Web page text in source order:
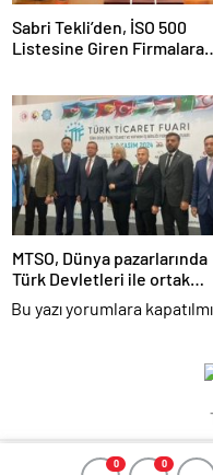
0 0
Sabri Tekli’den, İSO 500
Listesine Giren Firmalara
MTSO, Dünya pazarlarında
Türk Devletleri ile ortak
hareket edecek
Bu yazı yorumlara